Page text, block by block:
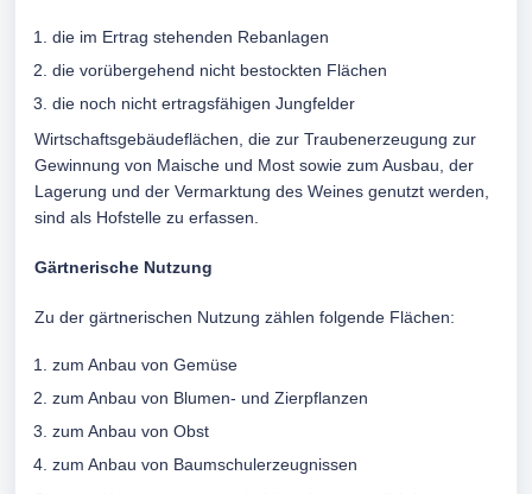
die im Ertrag stehenden Rebanlagen
die vorübergehend nicht bestockten Flächen
die noch nicht ertragsfähigen Jungfelder
Wirtschaftsgebäudeflächen, die zur Traubenerzeugung zur
Gewinnung von Maische und Most sowie zum Ausbau, der
Lagerung und der Vermarktung des Weines genutzt werden,
sind als Hofstelle zu erfassen.
Gärtnerische Nutzung
Zu der gärtnerischen Nutzung zählen folgende Flächen:
zum Anbau von Gemüse
zum Anbau von Blumen- und Zierpflanzen
zum Anbau von Obst
zum Anbau von Baumschulerzeugnissen